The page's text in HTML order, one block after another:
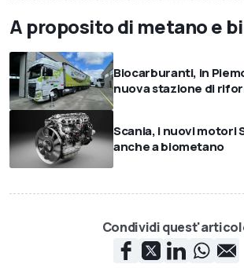
A proposito di metano e
Biocarburanti, in
nuova stazione di
Scania, i nuovi motori
anche a biometano
Condividi